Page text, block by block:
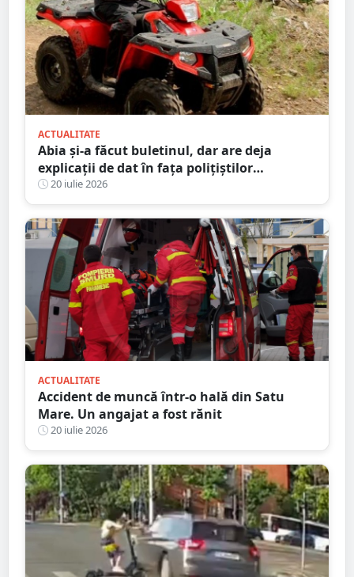
ACTUALITATE
Abia și-a făcut buletinul, dar are deja
explicații de dat în fața polițiștilor
sătmăreni. Totul după o ”aventură” cu ATV-
ul pe străzile din sat
20 iulie 2026
ACTUALITATE
Accident de muncă într-o hală din Satu
Mare. Un angajat a fost rănit
20 iulie 2026